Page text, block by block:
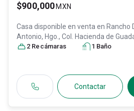
$900,000 MXN
Casa disponible en venta en Rancho
Antonio, Hgo., Col. Hacienda de
Hidalgo, México, C.P. 43810, ID:
2 Recámaras 1 Baño
Contactar